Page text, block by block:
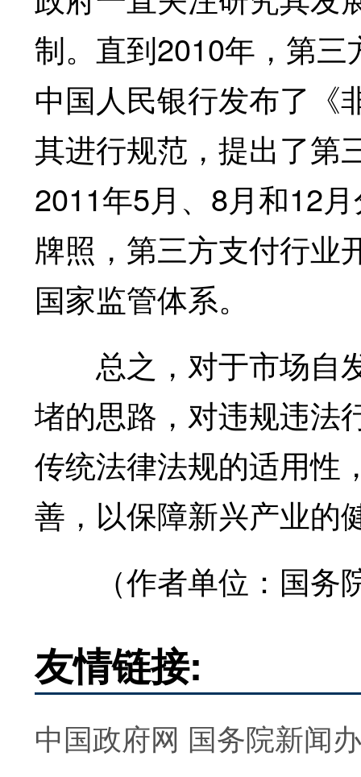
制。直到2010年，第
中国人民银行发布了《
其进行规范，提出了第
2011年5月、8月和12
牌照，第三方支付行业
国家监管体系。
总之，对于市场自
堵的思路，对违规违法
传统法律法规的适用性
善，以保障新兴产业的
（作者单位：国务
友情链接:
中国政府网 国务院新闻